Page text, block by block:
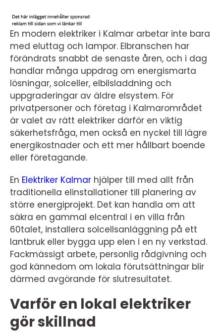
En modern elektriker i Kalmar arbetar inte bara
med eluttag och lampor. Elbranschen har
förändrats snabbt de senaste åren, och i dag
handlar många uppdrag om energismarta
lösningar, solceller, elbilsladdning och
uppgraderingar av äldre elsystem. För
privatpersoner och företag i Kalmarområdet
är valet av rätt elektriker därför en viktig
säkerhetsfråga, men också en nyckel till lägre
energikostnader och ett mer hållbart boende
eller företagande.
En Elektriker Kalmar hjälper till med allt från
traditionella elinstallationer till planering av
större energiprojekt. Det kan handla om att
säkra en gammal elcentral i en villa från
60talet, installera solcellsanläggning på ett
lantbruk eller bygga upp elen i en ny verkstad.
Fackmässigt arbete, personlig rådgivning och
god kännedom om lokala förutsättningar blir
därmed avgörande för slutresultatet.
Varför en lokal elektriker
gör skillnad